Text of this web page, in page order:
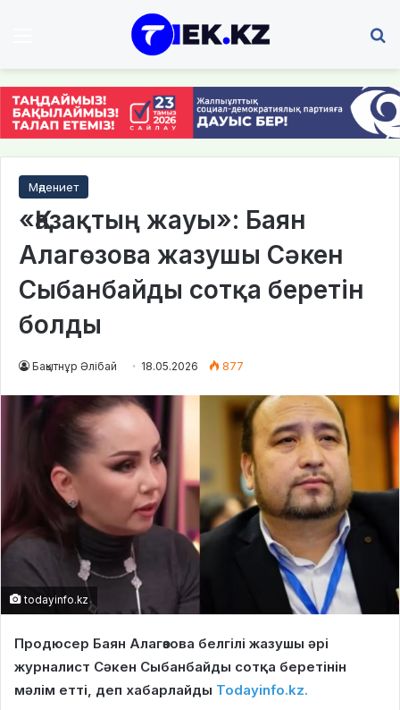
Мәдениет
«Қазақтың жауы»: Баян
Алагөзова жазушы Сәкен
Сыбанбайды сотқа беретін
болды
Бақытнұр Әлібай 18.05.2026 877
todayinfo.kz
Продюсер Баян Алагөзова белгілі жазушы әрі
журналист Сәкен Сыбанбайды сотқа беретінін
мәлім етті, деп хабарлайды Todayinfo.kz.